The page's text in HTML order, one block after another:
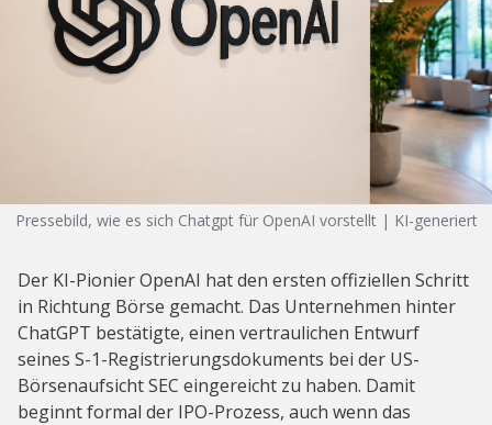
Pressebild, wie es sich Chatgpt für OpenAI vorstellt | KI-generiert
Der KI-Pionier OpenAI hat den ersten offiziellen Schritt
in Richtung Börse gemacht. Das Unternehmen hinter
ChatGPT bestätigte, einen vertraulichen Entwurf
seines S-1-Registrierungsdokuments bei der US-
Börsenaufsicht SEC eingereicht zu haben. Damit
beginnt formal der IPO-Prozess, auch wenn das